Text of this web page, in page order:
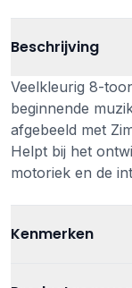
Beschrijving
Veelkleurig 8-
beginnende
afgebeeld met
Helpt bij het
motoriek en de
Kenmerken